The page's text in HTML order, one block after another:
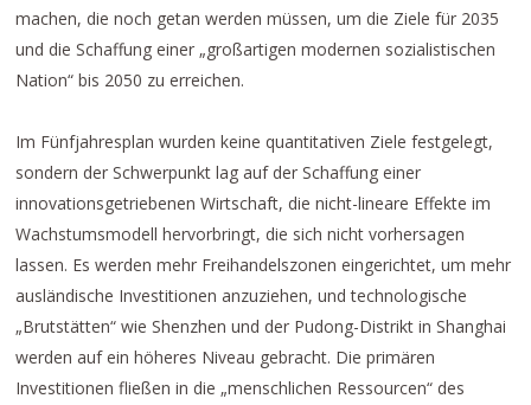
machen, die noch getan werden müssen, um die Ziele für 2035
und die Schaffung einer „großartigen modernen sozialistischen
Nation“ bis 2050 zu erreichen.
Im Fünfjahresplan wurden keine quantitativen Ziele festgelegt,
sondern der Schwerpunkt lag auf der Schaffung einer
innovationsgetriebenen Wirtschaft, die nicht-lineare Effekte im
Wachstumsmodell hervorbringt, die sich nicht vorhersagen
lassen. Es werden mehr Freihandelszonen eingerichtet, um mehr
ausländische Investitionen anzuziehen, und technologische
„Brutstätten“ wie Shenzhen und der Pudong-Distrikt in Shanghai
werden auf ein höheres Niveau gebracht. Die primären
Investitionen fließen in die „menschlichen Ressourcen“ des